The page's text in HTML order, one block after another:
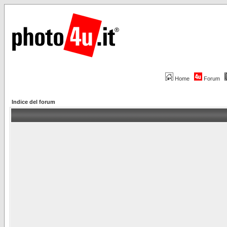
Home Forum
Indice del forum